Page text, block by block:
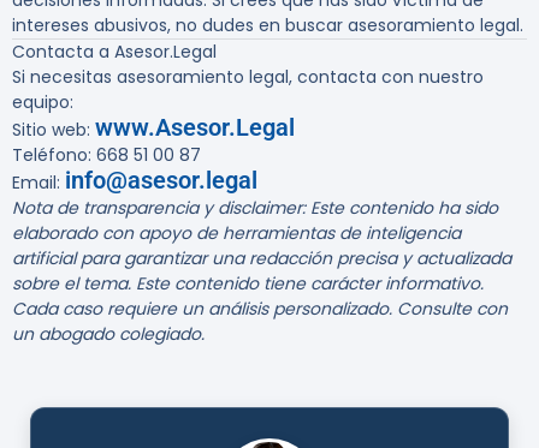
intereses abusivos, no dudes en buscar asesoramiento legal.
Contacta a Asesor.Legal
Si necesitas asesoramiento legal, contacta con nuestro
equipo:
Sitio web: www.Asesor.Legal
Teléfono: 668 51 00 87
Email: info@asesor.legal
Nota de transparencia y disclaimer: Este contenido ha sido
elaborado con apoyo de herramientas de inteligencia
artificial para garantizar una redacción precisa y actualizada
sobre el tema. Este contenido tiene carácter informativo.
Cada caso requiere un análisis personalizado. Consulte con
un abogado colegiado.